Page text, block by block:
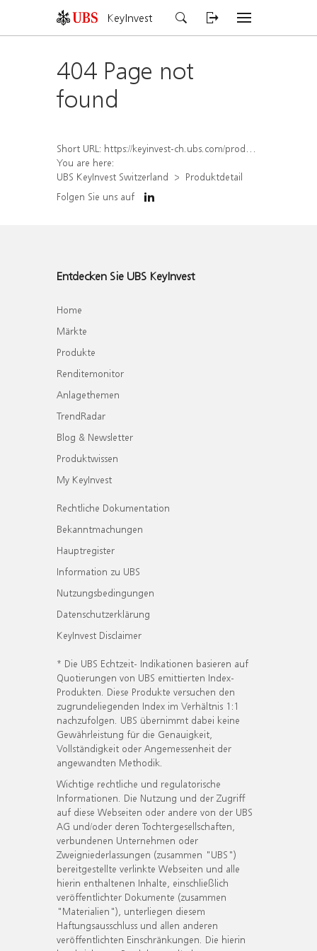
KeyInvest
404 Page not
found
Short URL: https://keyinvest-ch.ubs.com/produkt/detail/index/isin/CH1558312661
You are here:
UBS KeyInvest Switzerland
Produktdetail
Folgen Sie uns auf
Entdecken Sie UBS KeyInvest
Home
Märkte
Produkte
Renditemonitor
Anlagethemen
TrendRadar
Blog & Newsletter
Produktwissen
My KeyInvest
Rechtliche Dokumentation
Bekanntmachungen
Hauptregister
Information zu UBS
Nutzungsbedingungen
Datenschutzerklärung
KeyInvest Disclaimer
* Die UBS Echtzeit- Indikationen basieren auf
Quotierungen von UBS emittierten Index-
Produkten. Diese Produkte versuchen den
zugrundeliegenden Index im Verhältnis 1:1
nachzufolgen. UBS übernimmt dabei keine
Gewährleistung für die Genauigkeit,
Vollständigkeit oder Angemessenheit der
angewandten Methodik.
Wichtige rechtliche und regulatorische
Informationen. Die Nutzung und der Zugriff
auf diese Webseiten oder andere von der UBS
AG und/oder deren Tochtergesellschaften,
verbundenen Unternehmen oder
Zweigniederlassungen (zusammen "UBS")
bereitgestellte verlinkte Webseiten und alle
hierin enthaltenen Inhalte, einschließlich
veröffentlichter Dokumente (zusammen
"Materialien"), unterliegen diesem
Haftungsausschluss und allen anderen
veröffentlichten Einschränkungen. Die hierin